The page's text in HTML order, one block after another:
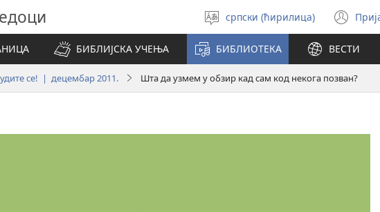
Изабери
језик
српски (ћирилица)
БИБЛИЈСКА УЧЕЊА БИБЛИОТЕКА ВЕСТИ
се! | децембар 2011. Шта да узмем у обзир кад сам код некога позван?